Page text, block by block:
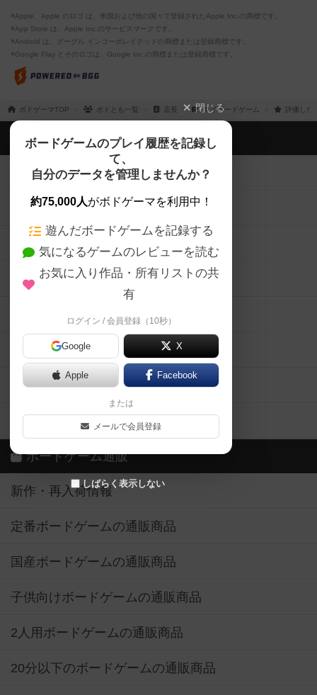
※Apple、Apple のロゴ は、米国および他の国々で登録されたApple Inc.の商標です。
※App Store は、Apple Inc.のサービスマークです。
※Android は、グーグル インコーポレイテッドの商標または登録商標です。
※Google Play とそのロゴは、Google Inc.の商標または登録商標です。
ボドゲーマTOP ボドとも一覧 店長 マイボードゲーム 評価した
閉じる
ボードゲームのプレイ履歴を記録し
て、
自分のデータを管理しませんか？
約75,000人がボドゲーマを利用中！
遊んだボードゲームを記録する
気になるゲームのレビューを読む
お気に入り作品・所有リストの共
有
ログイン / 会員登録（10秒）
Google X
Apple Facebook
または
メールで会員登録
しばらく表示しない
ボドゲーマTOP
ボードゲームを検索する
ボードゲームの新着レビュー
ボードゲーム会情報
メカニクス特集
掲示板・トピックス
ボドとも・会員一覧
ボードゲーム業界コラム
ボドゲーマご利用案内
ボードゲーム通販
新作・再入荷情報
定番ボードゲームの通販商品
国産ボードゲームの通販商品
子供向けボードゲームの通販商品
2人用ボードゲームの通販商品
20分以下のボードゲームの通販商品